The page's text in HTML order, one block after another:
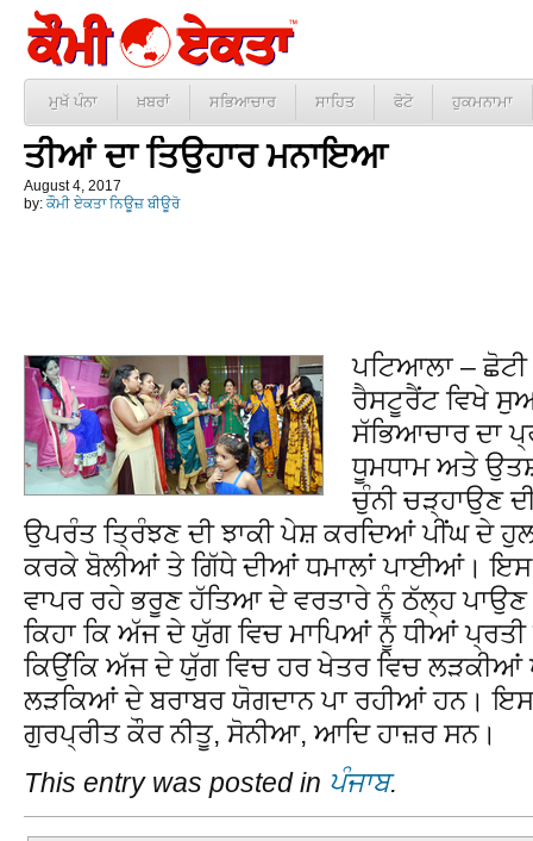
ਮੁਖੱ ਪੰਨਾ ਖ਼ਬਰਾਂ ਸਭਿਆਚਾਰ ਸਾਹਿਤ ਫੋਟੋ ਹੁਕਮਨਾਮਾ
ਤੀਆਂ ਦਾ ਤਿਉਹਾਰ ਮਨਾਇਆ
August 4, 2017
by: ਕੌਮੀ ਏਕਤਾ ਨਿਊਜ਼ ਬੀਊਰੋ
ਪਟਿਆਲਾ – ਛੋਟੀ
ਰੈਸਟੂਰੈਂਟ ਵਿਖੇ
ਸੱਭਿਆਚਾਰ ਦਾ
ਧੂਮਧਾਮ ਅਤੇ
ਚੁੰਨੀ ਚੜ੍ਹਾਉਣ
ਉਪਰੰਤ ਤ੍ਰਿੰਝਣ ਦੀ ਝਾਕੀ ਪੇਸ਼ ਕਰਦਿਆਂ ਪੀਂਘ ਦੇ
ਕਰਕੇ ਬੋਲੀਆਂ ਤੇ ਗਿੱਧੇ ਦੀਆਂ ਧਮਾਲਾਂ ਪਾਈਆਂ।
ਵਾਪਰ ਰਹੇ ਭਰੂਣ ਹੱਤਿਆ ਦੇ ਵਰਤਾਰੇ ਨੂੰ ਠੱਲ੍ਹ
ਕਿਹਾ ਕਿ ਅੱਜ ਦੇ ਯੁੱਗ ਵਿਚ ਮਾਪਿਆਂ ਨੂੰ ਧੀਆਂ
ਕਿਉਂਕਿ ਅੱਜ ਦੇ ਯੁੱਗ ਵਿਚ ਹਰ ਖੇਤਰ ਵਿਚ
ਲੜਕਿਆਂ ਦੇ ਬਰਾਬਰ ਯੋਗਦਾਨ ਪਾ ਰਹੀਆਂ ਹਨ।
ਗੁਰਪ੍ਰੀਤ ਕੌਰ ਨੀਤੂ, ਸੋਨੀਆ, ਆਦਿ ਹਾਜ਼ਰ ਸਨ।
This entry was posted in ਪੰਜਾਬ.